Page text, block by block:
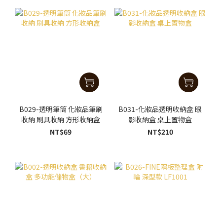
B029-透明筆筒 化妝品筆刷
收納 刷具收納 方形收納盒
NT$69
B031-化妝品透明收納盒 眼
影收納盒 桌上置物盒
NT$210